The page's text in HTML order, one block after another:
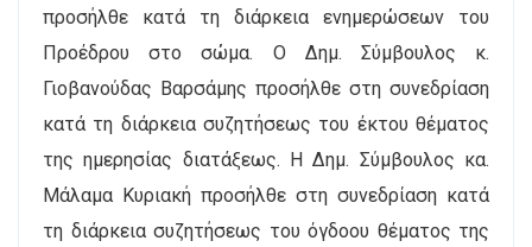
προσήλθε κατά τη διάρκεια ενημερώσεων του
Προέδρου στο σώμα. Ο Δημ. Σύμβουλος κ.
Γιοβανούδας Βαρσάμης προσήλθε στη συνεδρίαση
κατά τη διάρκεια συζητήσεως του έκτου θέματος
της ημερησίας διατάξεως. Η Δημ. Σύμβουλος κα.
Μάλαμα Κυριακή προσήλθε στη συνεδρίαση κατά
τη διάρκεια συζητήσεως του όγδοου θέματος της